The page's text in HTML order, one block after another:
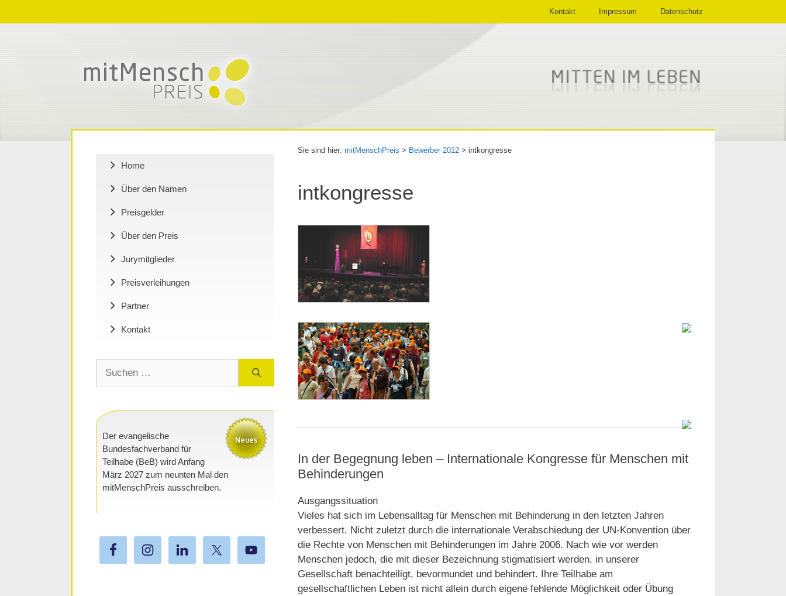
Inhalt
Navigation
Inhalt
Kontakt Impressum Datenschutz
Sie sind hier:mitMenschPreis > Bewerber 2012 >intkongresse
intkongresse
In der Begegnung leben – Internationale Kongresse für Menschen mit
Behinderungen
Ausgangssituation
Vieles hat sich im Lebensalltag für Menschen mit Behinderung in den letzten Jahren
verbessert. Nicht zuletzt durch die internationale Verabschiedung der UN-Konvention über
die Rechte von Menschen mit Behinderungen im Jahre 2006. Nach wie vor werden
Menschen jedoch, die mit dieser Bezeichnung stigmatisiert werden, in unserer
Gesellschaft benachteiligt, bevormundet und behindert. Ihre Teilhabe am
gesellschaftlichen Leben ist nicht allein durch eigene fehlende Möglichkeit oder Übung
Home
Über den Namen
Preisgelder
Über den Preis
Jurymitglieder
Preisverleihungen
Partner
Kontakt
nach:
Der evangelische
Bundesfachverband für
Teilhabe (BeB) wird Anfang
März 2027 zum neunten Mal den
mitMenschPreis ausschreiben.